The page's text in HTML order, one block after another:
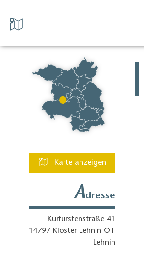
Karte anzeigen
Adresse
Kurfürstenstraße 41
14797 Kloster Lehnin OT
Lehnin